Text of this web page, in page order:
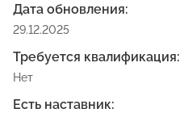
Дата обновления:
29.12.2025
Требуется квалификация:
Нет
Есть наставник: